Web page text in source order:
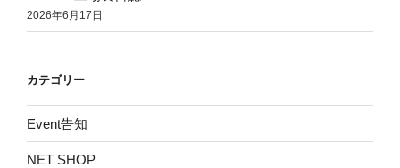
2026年6月17日
カテゴリー
Event告知
NET SHOP